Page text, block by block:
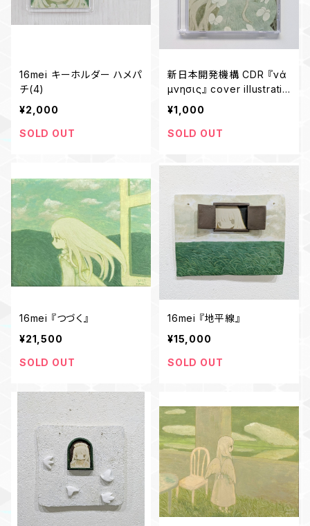
16mei キーホルダー ハメパ
チ(4)
¥2,000
SOLD OUT
新日本開発機構 CDR 『ἀνά
μνησις』 cover illustratio
n:16mei
¥1,000
SOLD OUT
16mei 『つづく』
¥21,500
SOLD OUT
16mei 『地平線』
¥15,000
SOLD OUT